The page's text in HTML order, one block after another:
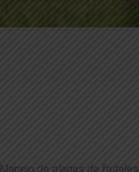
Manejo de plagas de frutales